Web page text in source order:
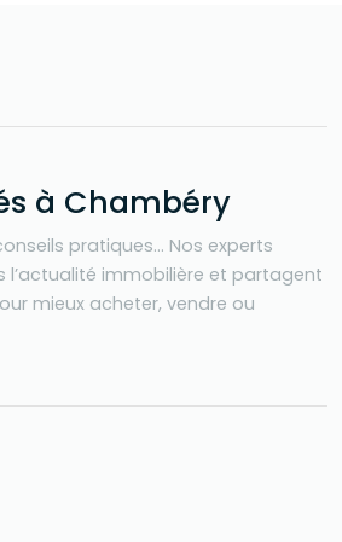
à Chambéry
pratiques… Nos experts
l’actualité immobilière et partagent
mieux acheter, vendre ou